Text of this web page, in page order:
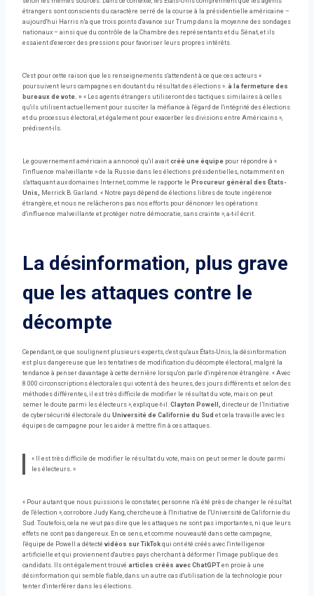
étrangers sont conscients du caractère serré de la course à la présidentielle américaine –
aujourd'hui Harris n'a que trois points d'avance sur Trump dans la moyenne des sondages
nationaux – ainsi que du contrôle de la Chambre des représentants et du Sénat, et ils
essaient d'exercer des pressions pour favoriser leurs propres intérêts.
C'est pour cette raison que les renseignements s'attendent à ce que ces acteurs «
poursuivent leurs campagnes en doutant du résultat des élections ». à la fermeture des
bureaux de vote. » « Les agents étrangers utiliseront des tactiques similaires à celles
qu'ils utilisent actuellement pour susciter la méfiance à l'égard de l'intégrité des élections
et du processus électoral, et également pour exacerber les divisions entre Américains »,
prédisent-ils.
Le gouvernement américain a annoncé qu'il avait créé une équipe pour répondre à «
l'influence malveillante » de la Russie dans les élections présidentielles, notamment en
s'attaquant aux domaines Internet, comme le rapporte le Procureur général des États-
Unis, Merrick B. Garland. « Notre pays dépend de élections libres de toute ingérence
étrangère, et nous ne relâcherons pas nos efforts pour dénoncer les opérations
d'influence malveillante et protéger notre démocratie, sans crainte », a-t-il écrit.
La désinformation, plus grave
que les attaques contre le
décompte
Cependant, ce que soulignent plusieurs experts, c'est qu'aux États-Unis, la désinformation
est plus dangereuse que les tentatives de modification du décompte électoral, malgré la
tendance à penser davantage à cette dernière lorsqu'on parle d'ingérence étrangère. « Avec
8 000 circonscriptions électorales qui votent à des heures, des jours différents et selon des
méthodes différentes, il est très difficile de modifier le résultat du vote, mais on peut
semer le doute parmi les électeurs », explique-t-il. Clayton Powell, directeur de l’Initiative
de cybersécurité électorale du Université de Californie du Sud et cela travaille avec les
équipes de campagne pour les aider à mettre fin à ces attaques.
« Il est très difficile de modifier le résultat du vote, mais on peut semer le doute parmi
les électeurs. »
« Pour autant que nous puissions le constater, personne n'a été près de changer le résultat
de l'élection », corrobore Judy Kang, chercheuse à l'Initiative de l'Université de Californie du
Sud. Toutefois, cela ne veut pas dire que les attaques ne sont pas importantes, ni que leurs
effets ne sont pas dangereux. En ce sens, et comme nouveauté dans cette campagne,
l'équipe de Powell a détecté vidéos sur TikTok qui ont été créés avec l'intelligence
artificielle et qui proviennent d'autres pays cherchant à déformer l'image publique des
candidats. Ils ont également trouvé articles créés avec ChatGPT en proie à une
désinformation qui semble fiable, dans un autre cas d'utilisation de la technologie pour
tenter d'interférer dans les élections.